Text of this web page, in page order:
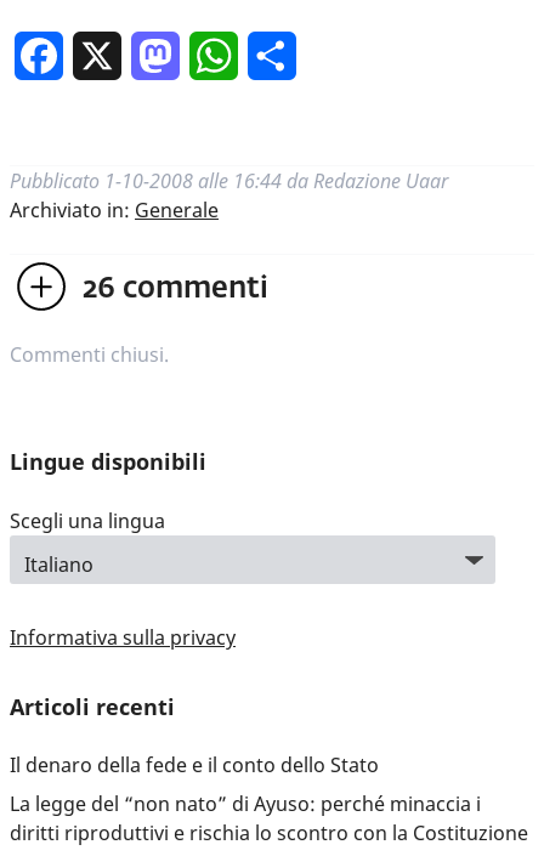
Facebook MastodonWhatsApp
Pubblicato 1-10-2008 alle 16:44 da Redazione Uaar
Archiviato in: Generale
26 commenti
Commenti chiusi.
Lingue disponibili
Scegli una lingua
Informativa sulla privacy
Articoli recenti
Il denaro della fede e il conto dello Stato
La legge del “non nato” di Ayuso: perché minaccia i
diritti riproduttivi e rischia lo scontro con la Costituzione